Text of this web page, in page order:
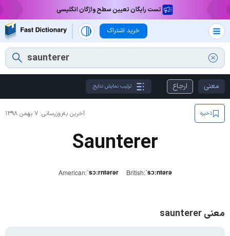
تست رایگان تعیین سطح واژگان انگلیسی
خرید اشتراک
معنی ارجاع ترتیب نمایش نتایج
آخرین به‌روزرسانی: ۷ بهمن ۱۳۹۸ ذخیره
Saunterer
American:ˈsɔːrntərər British:ˈsɔːntərə
معنی saunterer